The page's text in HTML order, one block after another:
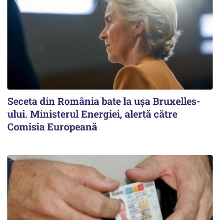
Seceta din România bate la ușa Bruxelles-
ului. Ministerul Energiei, alertă către
Comisia Europeană